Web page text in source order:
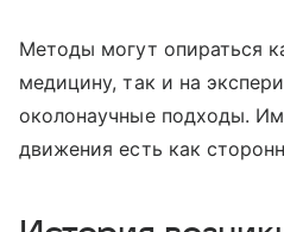
Методы могут опираться
медицину, так и на
околонаучные подходы.
движения есть как